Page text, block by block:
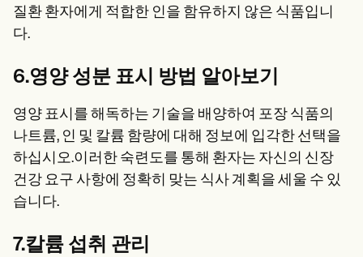
질환 환자에게 적합한 인을 함유하지 않은 식품입니
다.
6.영양 성분 표시 방법 알아보기
영양 표시를 해독하는 기술을 배양하여 포장 식품의
나트륨, 인 및 칼륨 함량에 대해 정보에 입각한 선택을
하십시오.이러한 숙련도를 통해 환자는 자신의 신장
건강 요구 사항에 정확히 맞는 식사 계획을 세울 수 있
습니다.
7.칼륨 섭취 관리